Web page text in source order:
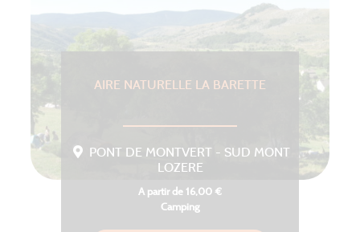
AIRE NATURELLE LA BARETTE
PONT DE MONTVERT - SUD MONT
LOZERE
A partir de 16,00 €
Camping